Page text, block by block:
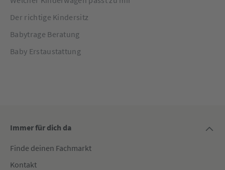
Der richtige Kindersitz
Babytrage Beratung
Baby Erstaustattung
Immer für dich da
Finde deinen Fachmarkt
Kontakt